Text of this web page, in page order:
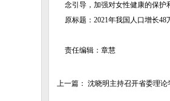
念引导，加强对女性健康的保护
原标题：2021年我国人口增长
责任编辑：章慧
上一篇： 沈晓明主持召开省委理